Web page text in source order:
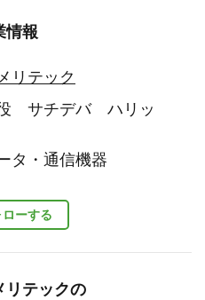
情報
ローする
リテック
サチデバ ハリッ
タ・通信機器
リテックの